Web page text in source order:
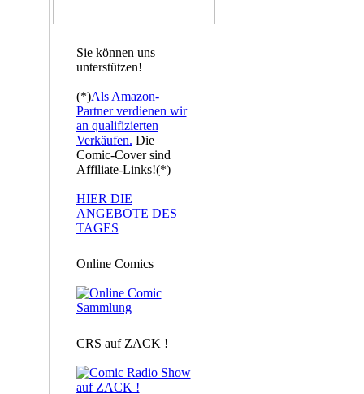
Sie können uns
unterstützen!
(*)Als Amazon-
Partner verdienen wir
an qualifizierten
Verkäufen. Die
Comic-Cover sind
Affiliate-Links!(*)
HIER DIE
ANGEBOTE DES
TAGES
Online Comics
CRS auf ZACK !